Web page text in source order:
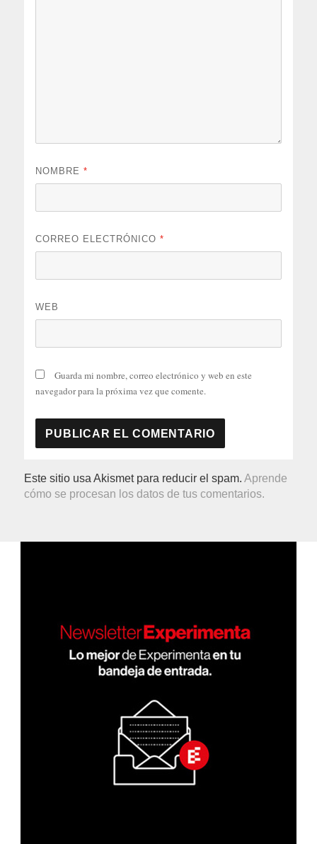
NOMBRE*
CORREO ELECTRÓNICO*
WEB
Guarda mi nombre, correo electrónico y web en este
navegador para la próxima vez que comente.
Este sitio usa Akismet para reducir el spam.Aprende
cómo se procesan los datos de tus comentarios.